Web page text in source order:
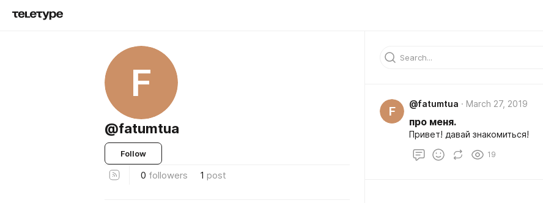
F
@fatumtua
Follow
0 followers 1 post
F
@fatumtua March 27, 2019
про меня.
Привет! давай знакомиться!
19